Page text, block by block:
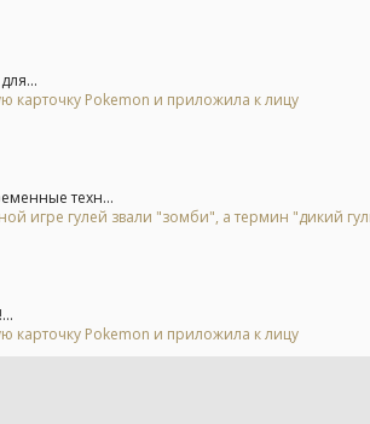
карточку Pokemon и приложила к лицу
техн...
игре гулей звали "зомби", а термин "дикий
карточку Pokemon и приложила к лицу